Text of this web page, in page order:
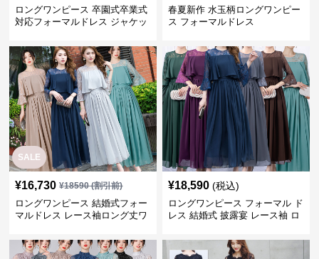
ロングワンピース 卒園式卒業式
対応フォーマルドレス ジャケッ
春夏新作 水玉柄ロングワンピー
ス フォーマルドレス
SALE
¥16,730 ¥18590(割引前)
ロングワンピース 結婚式フォー
マルドレス レース袖ロング丈ワ
¥18,590 (税込)
ロングワンピース フォーマル ド
レス 結婚式 披露宴 レース袖 ロ